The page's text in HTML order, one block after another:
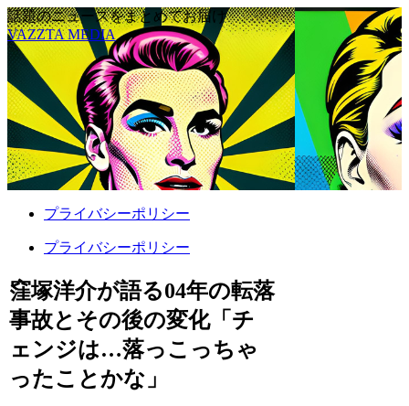
話題のニュースをまとめてお届け
VAZZTA MEDIA
プライバシーポリシー
プライバシーポリシー
窪塚洋介が語る04年の転落
事故とその後の変化「チ
ェンジは…落っこっちゃ
ったことかな」